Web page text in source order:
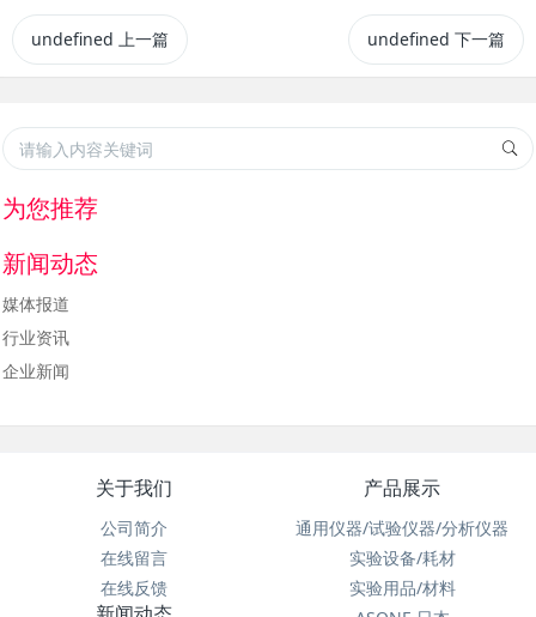
undefined 上一篇 undefined 下一篇
为您推荐
新闻动态
媒体报道
行业资讯
企业新闻
关于我们
公司简介
在线留言
在线反馈
产品展示
通用仪器/试验仪器/分析仪器
实验设备/耗材
实验用品/材料